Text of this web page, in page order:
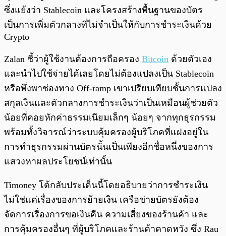
ซึ่งแย้งว่า Stablecoin และโครงสร้างพื้นฐานของบัตร
เป็นการเพิ่มตัวกลางที่ไม่จำเป็นให้กับการชำระเงินด้วย
Crypto
Zalan ชี้ว่าผู้ใช้งานต้องการถือครอง Bitcoin ด้วยตัวเอง
และนำไปใช้จ่ายได้เลยโดยไม่ต้องแปลงเป็น Stablecoin
หรือพึ่งพาช่องทาง Off-ramp เขาเปรียบเทียบชั้นการแปลง
สกุลเงินและตัวกลางการชำระเงินว่าเป็นเหมือนผู้ช่วยตัว
น้อยที่คอยหักค่าธรรมเนียมเล็กๆ น้อยๆ จากทุกธุรกรรม
พร้อมทั้งวิจารณ์ว่าระบบคุ้มครองผู้บริโภคที่แฝงอยู่ใน
การทำธุรกรรมผ่านบัตรนั้นเป็นเพียงอีกชื่อหนึ่งของการ
แสวงหาผลประโยชน์เท่านั้น
Timoney โต้กลับประเด็นนี้โดยอธิบายว่าการชำระเงิน
ไม่ใช่แค่เรื่องของการย้ายเงิน เครือข่ายบัตรยังต้อง
จัดการเรื่องการขอเงินคืน ความเสี่ยงของร้านค้า และ
การคุ้มครองอื่นๆ ที่ผู้บริโภคและร้านค้าคาดหวัง ซึ่ง Rau